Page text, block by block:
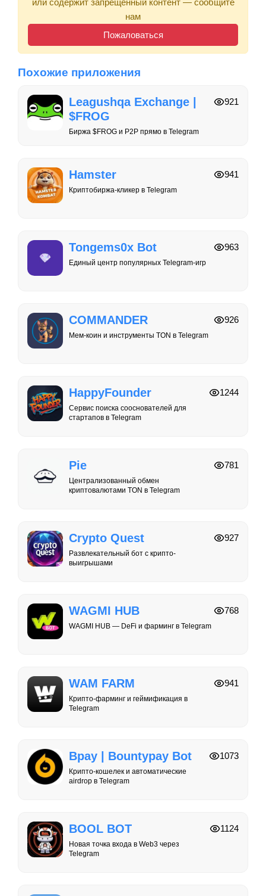
нам
Пожаловаться
Похожие приложения
Leagushqa Exchange |
$FROG
Биржа $FROG и P2P прямо в Telegram
921
Hamster
Криптобиржа-кликер в Telegram
941
Tongems0x Bot
Единый центр популярных Telegram-игр
963
COMMANDER
Мем-коин и инструменты TON в Telegram
926
HappyFounder
Сервис поиска сооснователей для
стартапов в Telegram
1244
Pie
Централизованный обмен
криптовалютами TON в Telegram
781
Crypto Quest
Развлекательный бот с крипто-
выигрышами
927
WAGMI HUB
WAGMI HUB — DeFi и фарминг в Telegram
768
WAM FARM
Крипто-фарминг и геймификация в
Telegram
941
Bpay | Bountypay Bot
Крипто-кошелек и автоматические
airdrop в Telegram
1073
BOOL BOT
Новая точка входа в Web3 через
Telegram
1124